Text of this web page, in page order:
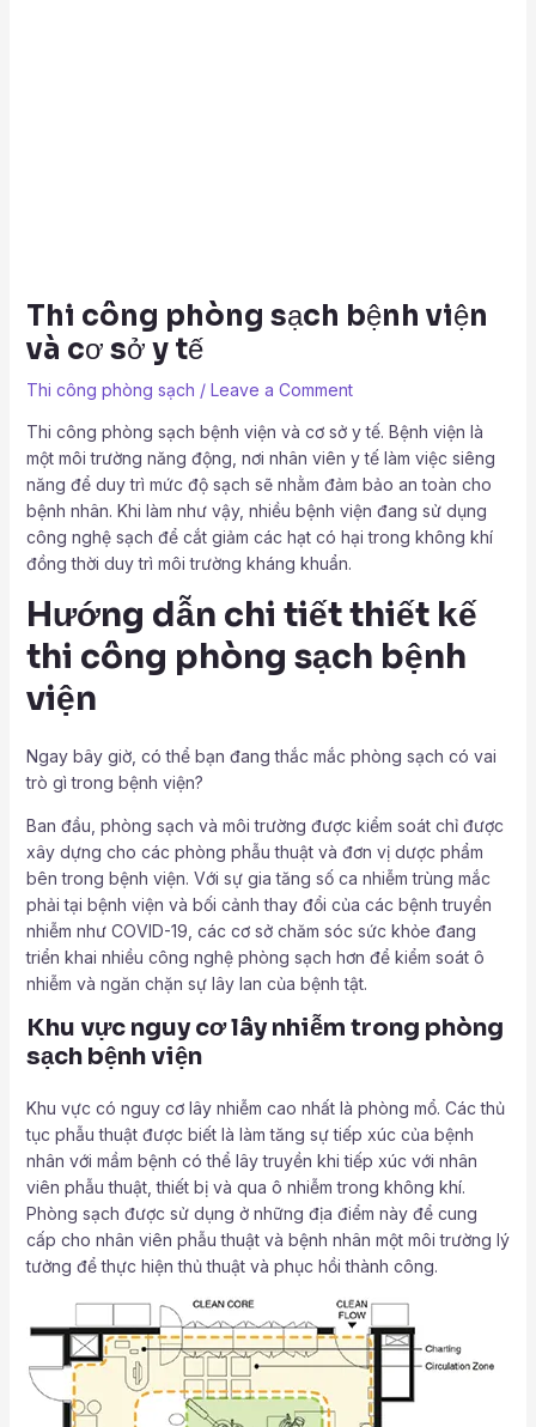
Thi công phòng sạch bệnh viện
và cơ sở y tế
Thi công phòng sạch / Leave a Comment
Thi công phòng sạch bệnh viện và cơ sở y tế. Bệnh viện là
một môi trường năng động, nơi nhân viên y tế làm việc siêng
năng để duy trì mức độ sạch sẽ nhằm đảm bảo an toàn cho
bệnh nhân. Khi làm như vậy, nhiều bệnh viện đang sử dụng
công nghệ sạch để cắt giảm các hạt có hại trong không khí
đồng thời duy trì môi trường kháng khuẩn.
Hướng dẫn chi tiết thiết kế
thi công phòng sạch bệnh
viện
Ngay bây giờ, có thể bạn đang thắc mắc phòng sạch có vai
trò gì trong bệnh viện?
Ban đầu, phòng sạch và môi trường được kiểm soát chỉ được
xây dựng cho các phòng phẫu thuật và đơn vị dược phẩm
bên trong bệnh viện. Với sự gia tăng số ca nhiễm trùng mắc
phải tại bệnh viện và bối cảnh thay đổi của các bệnh truyền
nhiễm như COVID-19, các cơ sở chăm sóc sức khỏe đang
triển khai nhiều công nghệ phòng sạch hơn để kiểm soát ô
nhiễm và ngăn chặn sự lây lan của bệnh tật.
Khu vực nguy cơ lây nhiễm trong phòng
sạch bệnh viện
Khu vực có nguy cơ lây nhiễm cao nhất là phòng mổ. Các thủ
tục phẫu thuật được biết là làm tăng sự tiếp xúc của bệnh
nhân với mầm bệnh có thể lây truyền khi tiếp xúc với nhân
viên phẫu thuật, thiết bị và qua ô nhiễm trong không khí.
Phòng sạch được sử dụng ở những địa điểm này để cung
cấp cho nhân viên phẫu thuật và bệnh nhân một môi trường lý
tưởng để thực hiện thủ thuật và phục hồi thành công.